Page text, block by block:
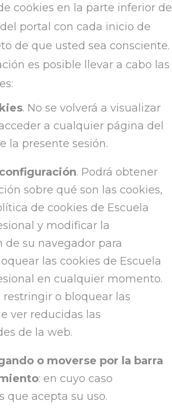
cookies en la parte inferior de
portal con cada inicio de
de que usted sea consciente.
es posible llevar a cabo las
. No se volverá a visualizar
a cualquier página del
la presente sesión.
. Podrá obtener
sobre qué son las cookies,
de cookies de Escuela
y modificar la
de su navegador para
las cookies de Escuela
en cualquier momento.
restringir o bloquear las
ver reducidas las
de la web.
o moverse por la barra
: en cuyo caso
que acepta su uso.